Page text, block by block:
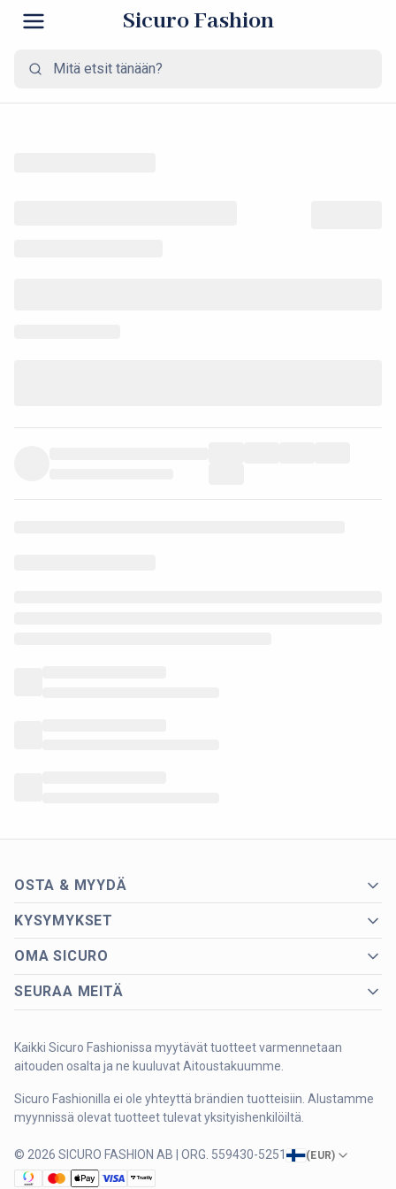
Sicuro Fashion
OSTA & MYYDÄ
KYSYMYKSET
OMA SICURO
SEURAA MEITÄ
Kaikki Sicuro Fashionissa myytävät tuotteet varmennetaan
aitouden osalta ja ne kuuluvat Aitoustakuumme.
Sicuro Fashionilla ei ole yhteyttä brändien tuotteisiin. Alustamme
myynnissä olevat tuotteet tulevat yksityishenkilöiltä.
© 2026 SICURO FASHION AB | ORG. 559430-5251 (EUR)